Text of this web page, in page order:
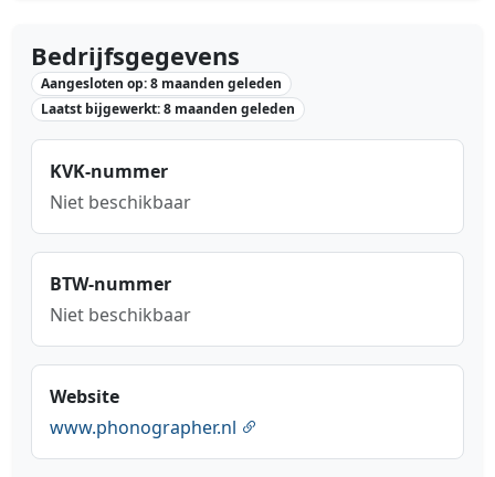
Bedrijfsgegevens
Aangesloten op: 8 maanden geleden
Laatst bijgewerkt: 8 maanden geleden
KVK-nummer
Niet beschikbaar
BTW-nummer
Niet beschikbaar
Website
www.phonographer.nl